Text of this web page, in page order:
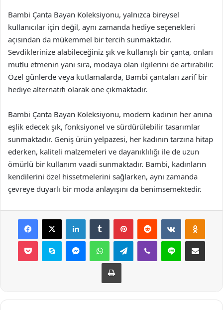
Bambi Çanta Bayan Koleksiyonu, yalnızca bireysel
kullanıcılar için değil, aynı zamanda hediye seçenekleri
açısından da mükemmel bir tercih sunmaktadır.
Sevdiklerinize alabileceğiniz şık ve kullanışlı bir çanta, onları
mutlu etmenin yanı sıra, modaya olan ilgilerini de artırabilir.
Özel günlerde veya kutlamalarda, Bambi çantaları zarif bir
hediye alternatifi olarak öne çıkmaktadır.
Bambi Çanta Bayan Koleksiyonu, modern kadının her anına
eşlik edecek şık, fonksiyonel ve sürdürülebilir tasarımlar
sunmaktadır. Geniş ürün yelpazesi, her kadının tarzına hitap
ederken, kaliteli malzemeleri ve dayanıklılığı ile de uzun
ömürlü bir kullanım vaadi sunmaktadır. Bambi, kadınların
kendilerini özel hissetmelerini sağlarken, aynı zamanda
çevreye duyarlı bir moda anlayışını da benimsemektedir.
Facebook
X LinkedInTumblr PinterestReddit VKontakte
Pocket Skype MessengerWhatsAppTelegramViber Line E-Posta ile
Yazdır